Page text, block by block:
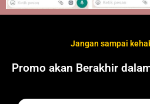
Jangan sampai
Promo akan Berakhir